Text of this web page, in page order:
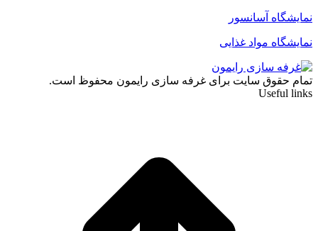
نمایشگاه آسانسور
نمایشگاه مواد غذایی
تمام حقوق سایت برای غرفه سازی رایمون محفوظ است.
Useful links